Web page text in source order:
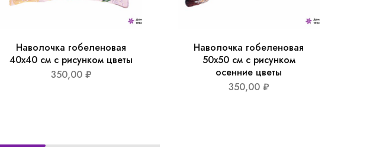
Наволочка гобеленовая
40х40 см с рисунком цветы
350,00 ₽
Наволочка гобеленовая
50х50 см с рисунком
осенние цветы
350,00 ₽